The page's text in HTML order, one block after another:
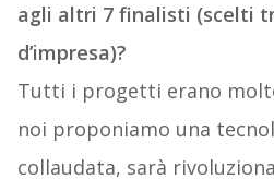
agli altri 7 finalisti (scelti
d’impresa)?
Tutti i progetti erano
noi proponiamo una
collaudata, sarà